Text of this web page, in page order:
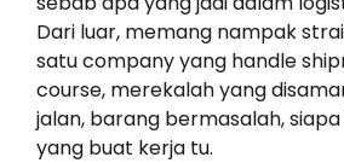
Dari luar, memang nampak
satu company yang handle
course, merekalah yang
jalan, barang bermasalah,
yang buat kerja tu.